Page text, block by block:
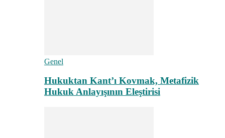
Genel
Hukuktan Kant’ı Kovmak, Metafizik
Hukuk Anlayışının Eleştirisi